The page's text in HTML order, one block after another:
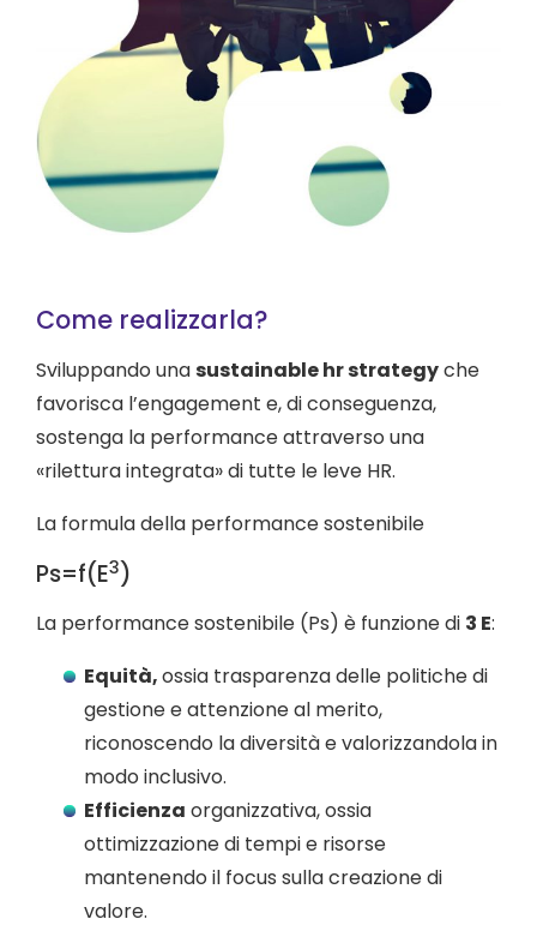
Come realizzarla?
Sviluppando unasustainable hr strategyche
favorisca l’engagement e, di conseguenza,
sostenga la performance attraverso una
«rilettura integrata» di tutte le leve HR.
La formula della performance sostenibile
Ps=f(E3)
La performance sostenibile (Ps) è funzione di 3 E:
Equità,ossia trasparenza delle politiche di
gestione e attenzione al merito,
riconoscendo la diversità e valorizzandola in
modo inclusivo.
Efficienza organizzativa, ossia
ottimizzazione di tempi e risorse
mantenendo il focus sulla creazione di
valore.